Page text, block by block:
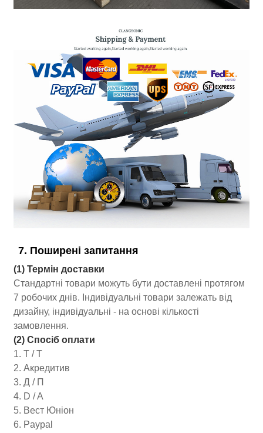
7. Поширені запитання
(1) Термін доставки
Стандартні товари можуть бути доставлені протягом
7 робочих днів. Індивідуальні товари залежать від
дизайну, індивідуальні - на основі кількості
замовлення.
(2) Спосіб оплати
1. Т / Т
2. Акредитив
3. Д / П
4. D / A
5. Вест Юніон
6. Paypal